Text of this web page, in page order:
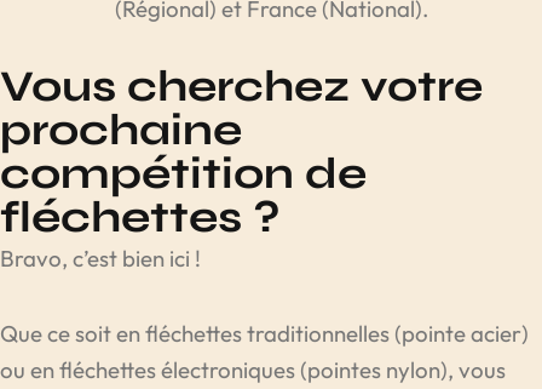
(Régional) et France (National).
Vous cherchez votre
prochaine
compétition de
fléchettes ?​
Bravo, c’est bien ici !
Que ce soit en fléchettes traditionnelles (pointe acier)
ou en fléchettes électroniques (pointes nylon), vous